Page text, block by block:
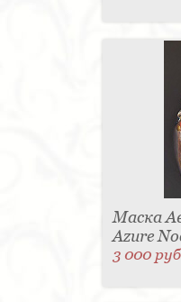
Маска
Azure
3 000